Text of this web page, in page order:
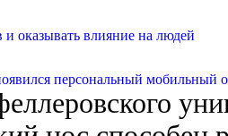
и оказывать влияние на людей
персональный мобильный